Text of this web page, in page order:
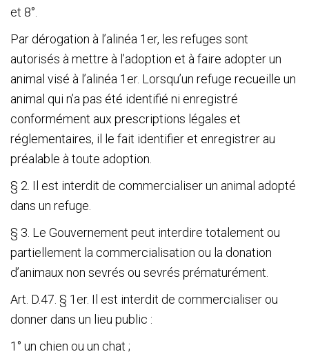
et 8°.
Par dérogation à l’alinéa 1 er, les refuges sont
autorisés à mettre à l’adoption et à faire adopter un
animal visé à l’alinéa 1 er. Lorsqu’un refuge recueille un
animal qui n’a pas été identifié ni enregistré
conformément aux prescriptions légales et
réglementaires, il le fait identifier et enregistrer au
préalable à toute adoption.
§ 2. Il est interdit de commercialiser un animal adopté
dans un refuge.
§ 3. Le Gouvernement peut interdire totalement ou
partiellement la commercialisation ou la donation
d’animaux non sevrés ou sevrés prématurément.
Art. D.47. § 1 er. Il est interdit de commercialiser ou
donner dans un lieu public :
1° un chien ou un chat ;